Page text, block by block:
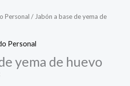
Personal / Jabón a base de yema de
Personal
yema de huevo